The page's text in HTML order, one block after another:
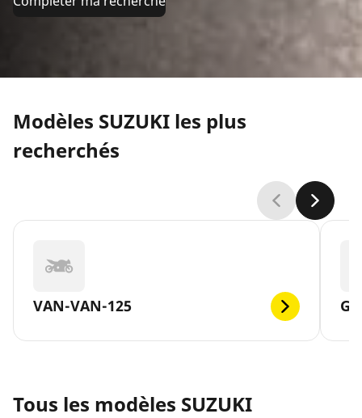
Modèles SUZUKI les plus
recherchés
VAN-VAN-125
Tous les modèles SUZUKI